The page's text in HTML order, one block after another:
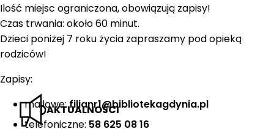
AKTUALNOŚCI
Ilość miejsc ograniczona, obowiązują zapisy!
Czas trwania: około 60 minut.
Dzieci poniżej 7 roku życia zapraszamy pod opieką
rodziców!
Zapisy:
mailowe:filianr1@bibliotekagdynia.pl
telefoniczne: 58 625 08 16